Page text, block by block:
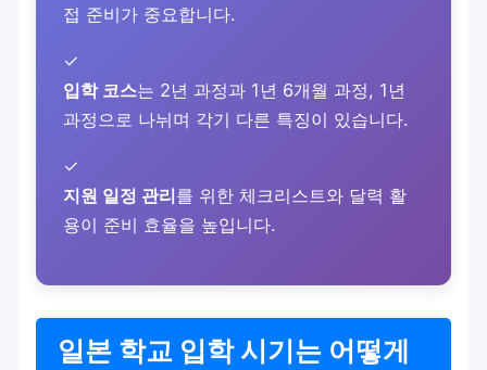
접 준비가 중요합니다.
✓
입학 코스는 2년 과정과 1년 6개월 과정, 1년
과정으로 나뉘며 각기 다른 특징이 있습니다.
✓
지원 일정 관리를 위한 체크리스트와 달력 활
용이 준비 효율을 높입니다.
일본 학교 입학 시기는 어떻게